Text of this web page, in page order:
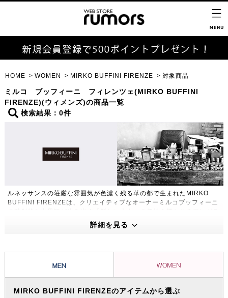
HOME WOMEN MIRKO BUFFINI FIRENZE 対象商品
ミルコ ブッフィーニ フィレンツェ(MIRKO BUFFINI
FIRENZE)(ウィメンズ)の商品一覧
検索結果：0件
ルネッサンスの荘厳な雰囲気が色濃く残る華の都で生まれたMIRKO
BUFFINI FIRENZEは、クリエイティブなオーナーミルコブッフィーニ
ンス。イタリアの男性的な、クールでエレガント、それでいてそばにい
たくなる。原材料のほとんどは自然の物から抽出され、豊潤で薫り高い
詳細を見る
MIRKO BUFFINI FIRENZEのアイテムから選ぶ